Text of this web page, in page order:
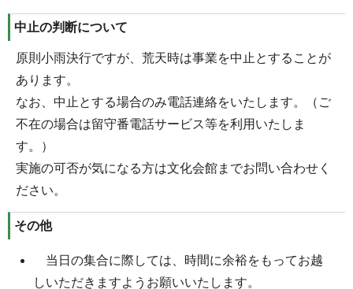
中止の判断について
原則小雨決行ですが、荒天時は事業を中止とすることが
あります。
なお、中止とする場合のみ電話連絡をいたします。（ご
不在の場合は留守番電話サービス等を利用いたしま
す。）
実施の可否が気になる方は文化会館までお問い合わせく
ださい。
その他
当日の集合に際しては、時間に余裕をもってお越
しいただきますようお願いいたします。